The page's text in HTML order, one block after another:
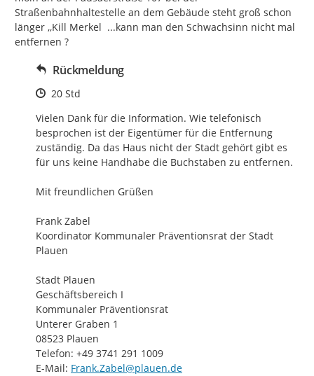
Straßenbahnhaltestelle an dem Gebäude steht groß schon
länger ,,Kill Merkel  ...kann man den Schwachsinn nicht mal
entfernen ?
Rückmeldung
Zeitpunkt des Erstellens
20 Std
Vielen Dank für die Information. Wie telefonisch
besprochen ist der Eigentümer für die Entfernung
zuständig. Da das Haus nicht der Stadt gehört gibt es
für uns keine Handhabe die Buchstaben zu entfernen.
Mit freundlichen Grüßen
Frank Zabel
Koordinator Kommunaler Präventionsrat der Stadt
Plauen
Stadt Plauen
Geschäftsbereich I
Kommunaler Präventionsrat
Unterer Graben 1
08523 Plauen
Telefon: +49 3741 291 1009
E-Mail: Frank.Zabel@plauen.de